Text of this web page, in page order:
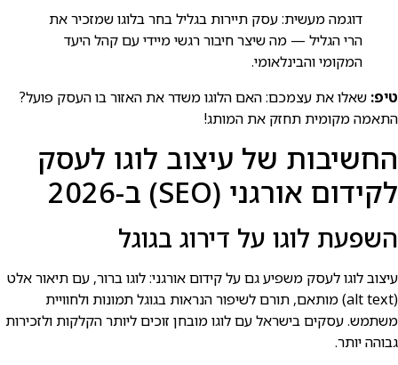
דוגמה מעשית: עסק תיירות בגליל בחר בלוגו שמזכיר את
הרי הגליל — מה שיצר חיבור רגשי מיידי עם קהל היעד
המקומי והבינלאומי.
טיפ: שאלו את עצמכם: האם הלוגו משדר את האזור בו העסק פועל?
התאמה מקומית תחזק את המותג!
החשיבות של עיצוב לוגו לעסק
לקידום אורגני (SEO) ב-2026
השפעת לוגו על דירוג בגוגל
עיצוב לוגו לעסק משפיע גם על קידום אורגני: לוגו ברור, עם תיאור אלט
(alt text) מותאם, תורם לשיפור הנראות בגוגל תמונות ולחוויית
משתמש. עסקים בישראל עם לוגו מובחן זוכים ליותר הקלקות ולזכירות
גבוהה יותר.